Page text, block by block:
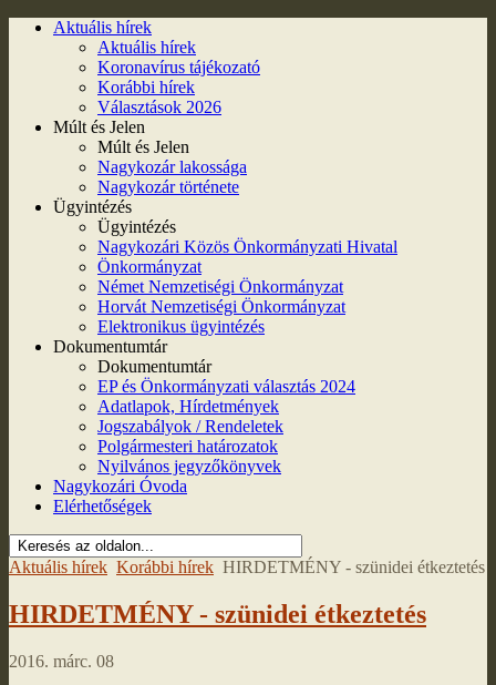
Aktuális hírek
Aktuális hírek
Koronavírus tájékozató
Korábbi hírek
Választások 2026
Múlt és Jelen
Múlt és Jelen
Nagykozár lakossága
Nagykozár története
Ügyintézés
Ügyintézés
Nagykozári Közös Önkormányzati Hivatal
Önkormányzat
Német Nemzetiségi Önkormányzat
Horvát Nemzetiségi Önkormányzat
Elektronikus ügyintézés
Dokumentumtár
Dokumentumtár
EP és Önkormányzati választás 2024
Adatlapok, Hírdetmények
Jogszabályok / Rendeletek
Polgármesteri határozatok
Nyilvános jegyzőkönyvek
Nagykozári Óvoda
Elérhetőségek
Aktuális hírek Korábbi hírek HIRDETMÉNY - szünidei étkeztetés
HIRDETMÉNY - szünidei étkeztetés
2016. márc. 08